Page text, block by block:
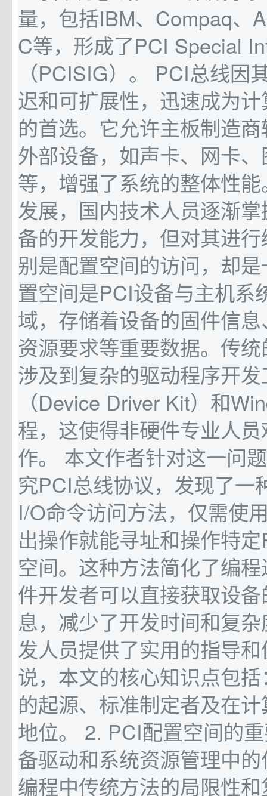
量，包括IBM、Compaq、
C等，形成了PCI Special
（PCISIG）。 PCI总线因
迟和可扩展性，迅速成为
的首选。它允许主板制造
外部设备，如声卡、网卡
等，增强了系统的整体性
发展，国内技术人员逐渐
备的开发能力，但对其进
别是配置空间的访问，却
置空间是PCI设备与主机系
域，存储着设备的固件信
资源要求等重要数据。传
涉及到复杂的驱动程序开
（Device Driver Kit）和
程，这使得非硬件专业人
作。 本文作者针对这一问
究PCI总线协议，发现了一
I/O命令访问方法，仅需使
出操作就能寻址和操作特
空间。这种方法简化了编
件开发者可以直接获取设
息，减少了开发时间和复
发人员提供了实用的指导
说，本文的核心知识点包
的起源、标准制定者及在
地位。 2. PCI配置空间的
备驱动和系统资源管理中
编程中传统方法的局限性